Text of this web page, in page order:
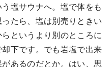
う塩サウナへ。塩で体をも
たら、塩は別売りときい
というより別のところに
下です。でも岩塩で出来
あるのだとか。はい、思